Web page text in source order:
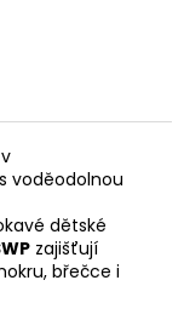
s voděodolnou
dětské
zajišťují
břečce i